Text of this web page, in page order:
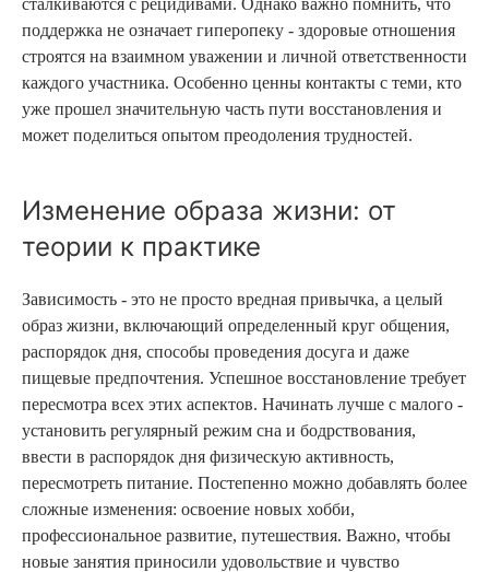
сталкиваются с рецидивами. Однако важно помнить, что
поддержка не означает гиперопеку - здоровые отношения
строятся на взаимном уважении и личной ответственности
каждого участника. Особенно ценны контакты с теми, кто
уже прошел значительную часть пути восстановления и
может поделиться опытом преодоления трудностей.
Изменение образа жизни: от
теории к практике
Зависимость - это не просто вредная привычка, а целый
образ жизни, включающий определенный круг общения,
распорядок дня, способы проведения досуга и даже
пищевые предпочтения. Успешное восстановление требует
пересмотра всех этих аспектов. Начинать лучше с малого -
установить регулярный режим сна и бодрствования,
ввести в распорядок дня физическую активность,
пересмотреть питание. Постепенно можно добавлять более
сложные изменения: освоение новых хобби,
профессиональное развитие, путешествия. Важно, чтобы
новые занятия приносили удовольствие и чувство